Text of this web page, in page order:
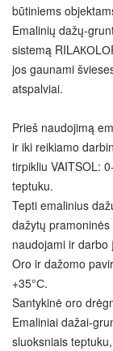
būtiniems
Emalinių dažų-
sistemą
jos gaunami
atspalviai.
Prieš naudojimą
ir iki reikiamo
tirpikliu VAITSOL:
teptuku.
Tepti emalinius
dažytų
naudojami ir darbo
Oro ir dažomo
+35°С.
Santykinė oro
Emaliniai dažai-
sluoksniais